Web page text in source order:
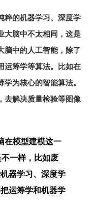
粹的机器学习、深度学
大脑中不太相同，这是
脑中的人工智能，除了
运筹学等算法。比如在
为核心的智能算法。
去解决质量检验等图像
在模型建模这一
一样，比如废
器学习、深度学
运筹学和机器学